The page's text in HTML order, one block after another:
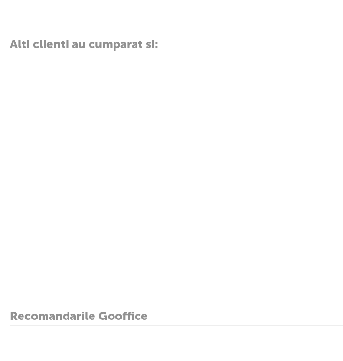
Alti clienti au cumparat si:
Recomandarile Gooffice